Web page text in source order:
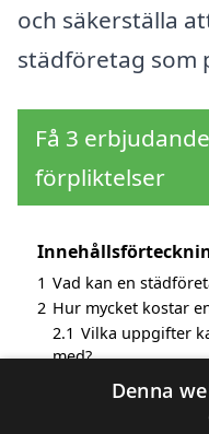
och säkerställa
städföretag som
Få 3
förpliktelser
1 Vad kan en
2 Hur mycket kostar
2.1 Vilka uppgifter
med?
Fördelar med att
Sök efter en
Denna